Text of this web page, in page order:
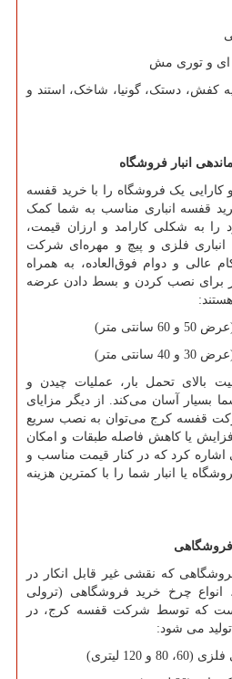
ای و توری مش
کفش، دستک، گونیا، شاخک، استند و
انبار فروشگاه
کارایی یک فروشگاه را با خرید قفسه
قفسه انباری مناسب به شما کمک
را به شکلی کارامد و ارزان قیمت،
انباری فلزی و پیچ و مهره‌ای شرکت
عالی و دوام فوق‌العاده، به همراه
برای نصب کردن و بسط دادن عرضه
بالای تحمل بار، عملیات چیدن و
بسیار آسان می‌کند. از دیگر مزایای
قفسه کرج می‌توان به نصب سریع
یا کاهش فاصله طبقات و امکان
کرد که در کنار قیمت مناسب و
یا انبار شما را با کمترین هزینه
فروشگاهی
فروشگاهی که نقشی غیر قابل انکار در
انواع چرخ خرید فروشگاهی (ترولی
که توسط شرکت قفسه کرج، در
می شود:
120 لیتری)